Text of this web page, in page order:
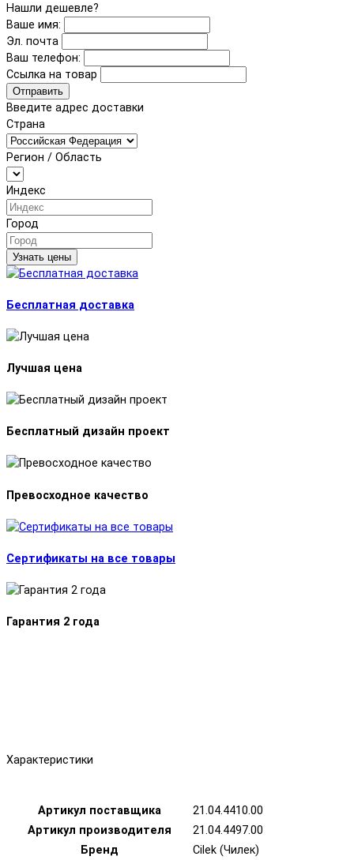
Нашли дешевле?
Ваше имя:
Эл. почта
Ваш телефон:
Ссылка на товар
Отправить
Введите адрес доставки
Страна
Регион / Область
Индекс
Город
Узнать цены
Бесплатная доставка
Лучшая цена
Бесплатный дизайн проект
Превосходное качество
Сертификаты на все товары
Гарантия 2 года
Характеристики
Артикул поставщика
21.04.4410.00
Артикул производителя
21.04.4497.00
Бренд
Cilek (Чилек)